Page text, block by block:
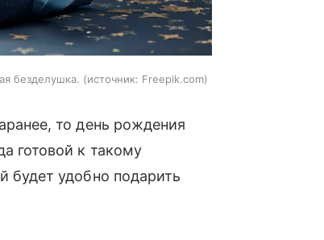
безделушка. источник: Freepik.com
то день рождения
готовой к такому
будет удобно подарить